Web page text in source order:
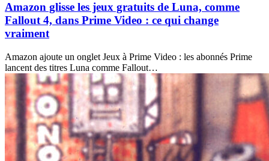
Amazon glisse les jeux gratuits de Luna, comme
Fallout 4, dans Prime Video : ce qui change
vraiment
Amazon ajoute un onglet Jeux à Prime Video : les abonnés Prime
lancent des titres Luna comme Fallout…